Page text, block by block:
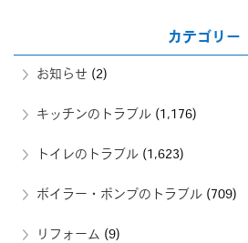
カテゴリー
お知らせ (2)
キッチンのトラブル (1,176)
トイレのトラブル (1,623)
ボイラー・ポンプのトラブル (709)
リフォーム (9)